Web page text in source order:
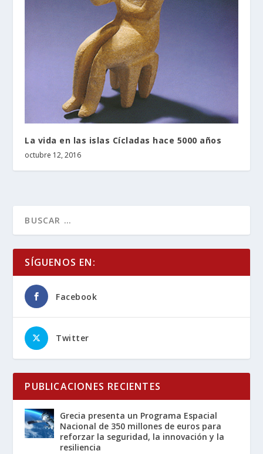
La vida en las islas Cícladas hace 5000 años
octubre 12, 2016
SÍGUENOS EN:
Facebook
Twitter
PUBLICACIONES RECIENTES
Grecia presenta un Programa Espacial
Nacional de 350 millones de euros para
reforzar la seguridad, la innovación y la
resiliencia